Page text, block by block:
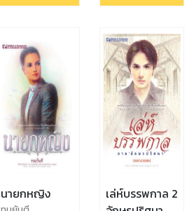
นายกหญิง
เล่ห์บรรพกาล 2